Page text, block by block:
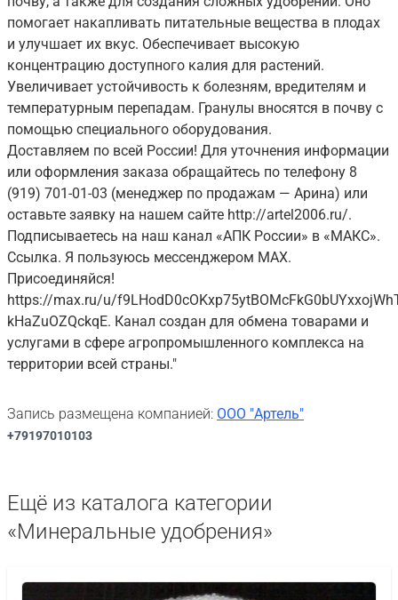
помогает накапливать питательные вещества в плодах
и улучшает их вкус. Обеспечивает высокую
концентрацию доступного калия для растений.
Увеличивает устойчивость к болезням, вредителям и
температурным перепадам. Гранулы вносятся в почву с
помощью специального оборудования.
Доставляем по всей России! Для уточнения информации
или оформления заказа обращайтесь по телефону 8
(919) 701-01-03 (менеджер по продажам — Арина) или
оставьте заявку на нашем сайте http://artel2006.ru/.
Подписываетесь на наш канал «АПК России» в «МАКС».
Ссылка. Я пользуюсь мессенджером MAX.
Присоединяйся!
https://max.ru/u/
kHaZuOZQckqE. Канал создан для обмена товарами и
услугами в сфере агропромышленного комплекса на
территории всей страны."
Запись размещена компанией: ООО "Артель"
+79197010103
Ещё из каталога категории
«Минеральные удобрения»